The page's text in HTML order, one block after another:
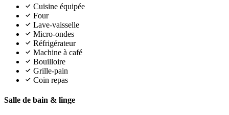
Cuisine équipée
Four
Lave-vaisselle
Micro-ondes
Réfrigérateur
Machine à café
Bouilloire
Grille-pain
Coin repas
Salle de bain & linge